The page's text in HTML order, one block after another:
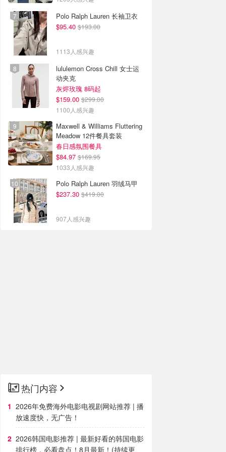
Polo Ralph Lauren 长袖卫衣
$95.40 $193.00
1113人感兴趣
lululemon Cross Chill 女士运
动夹克
灰烬玫瑰 8码起
$159.00 $299.00
1100人感兴趣
Maxwell & Williams Fluttering
Meadow 12件餐具套装
春日感氛围餐具
$84.97 $169.95
1033人感兴趣
Polo Ralph Lauren 羽绒马甲
$237.30 $419.00
907人感兴趣
热门内容
2026年免费海外电影电视剧网站推荐 | 播
放速度快，无广告！
2026韩国电影推荐 | 最新好看的韩国电影
排行榜，必看盘点！8月最新！(持续更